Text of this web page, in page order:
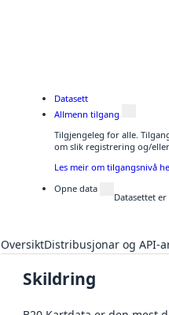
Datasett
Allmenn tilgang
Tilgjengeleg for alle.
om slik registrering og/
Les meir om tilgangsnivå
Opne data
Datasettet
OversiktDistribusjonar og API-
Skildring